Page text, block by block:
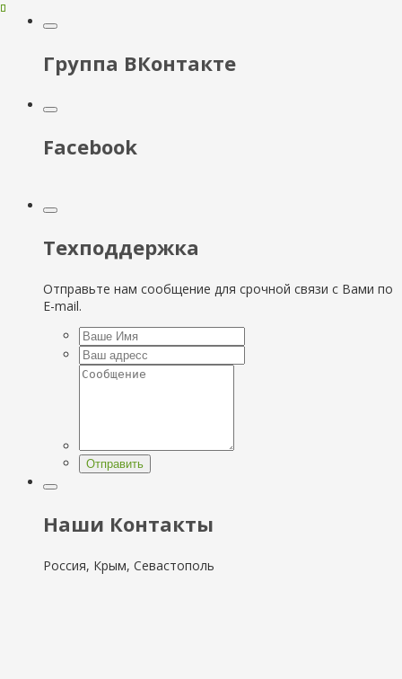
Группа ВКонтакте
Facebook
Техподдержка
Отправьте нам сообщение для срочной связи с Вами по
E-mail.
Отправить
Наши Контакты
Россия, Крым, Севастополь